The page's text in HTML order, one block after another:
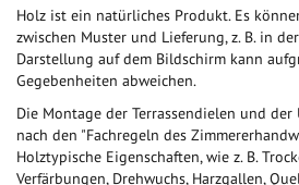
Holz ist ein natürliches Produkt. Es
zwischen Muster und Lieferung, z. B. in
Darstellung auf dem Bildschirm kann
Gegebenheiten abweichen.
Die Montage der Terrassendielen und
nach den "Fachregeln des
Holztypische Eigenschaften, wie z. B.
Verfärbungen, Drehwuchs, Harzgallen,